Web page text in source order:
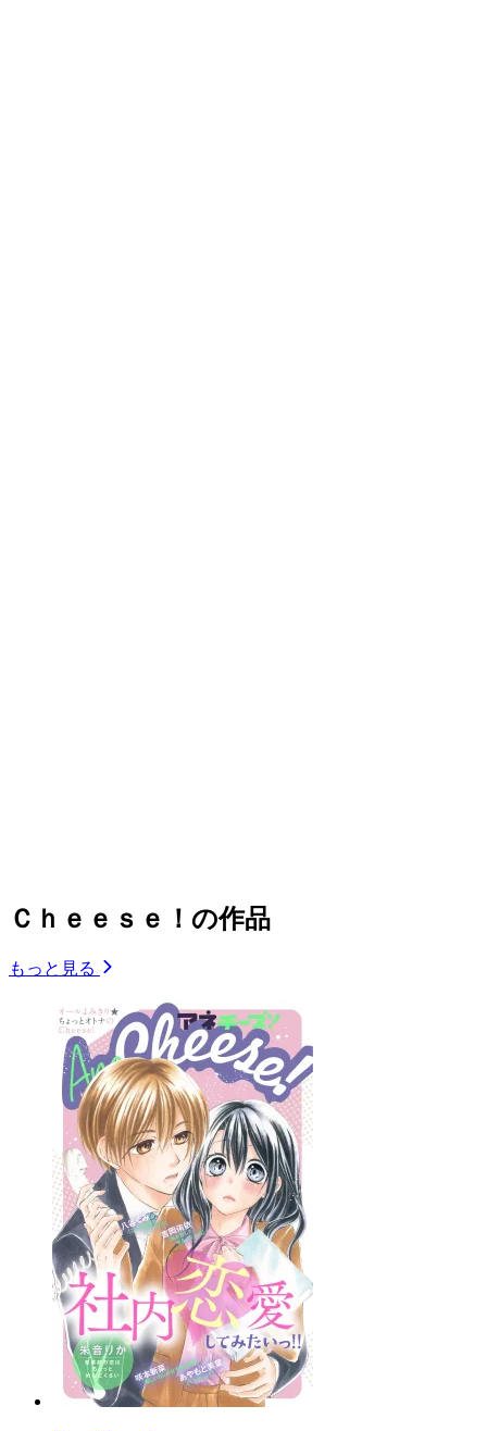
Ｃｈｅｅｓｅ！の作品
もっと見る